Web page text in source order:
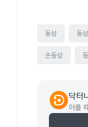
동상 동
손동상
닥터
아플